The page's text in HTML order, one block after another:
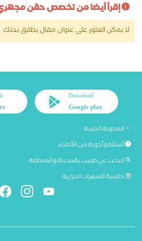
إقرأ أيضا من تخصص حقن مجهري
لا يمكن العثور على عنوان مقال يطابق بحثك
Download
Google play
المدونة الطبية
أسئلة وأجوبة من الأطباء
البحث عن طبيب بالمدينة والمنطقة
حاسبة السعرات الحرارية